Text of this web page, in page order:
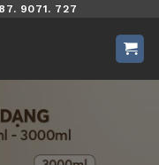
9071. 727